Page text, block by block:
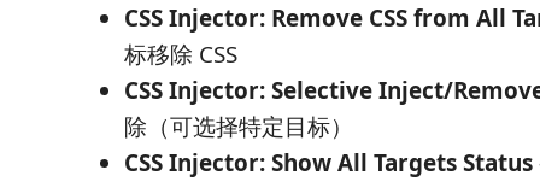
CSS Injector: Remove CSS from All
标移除 CSS
CSS Injector: Selective Inject/
除（可选择特定目标）
CSS Injector: Show All Targets Status